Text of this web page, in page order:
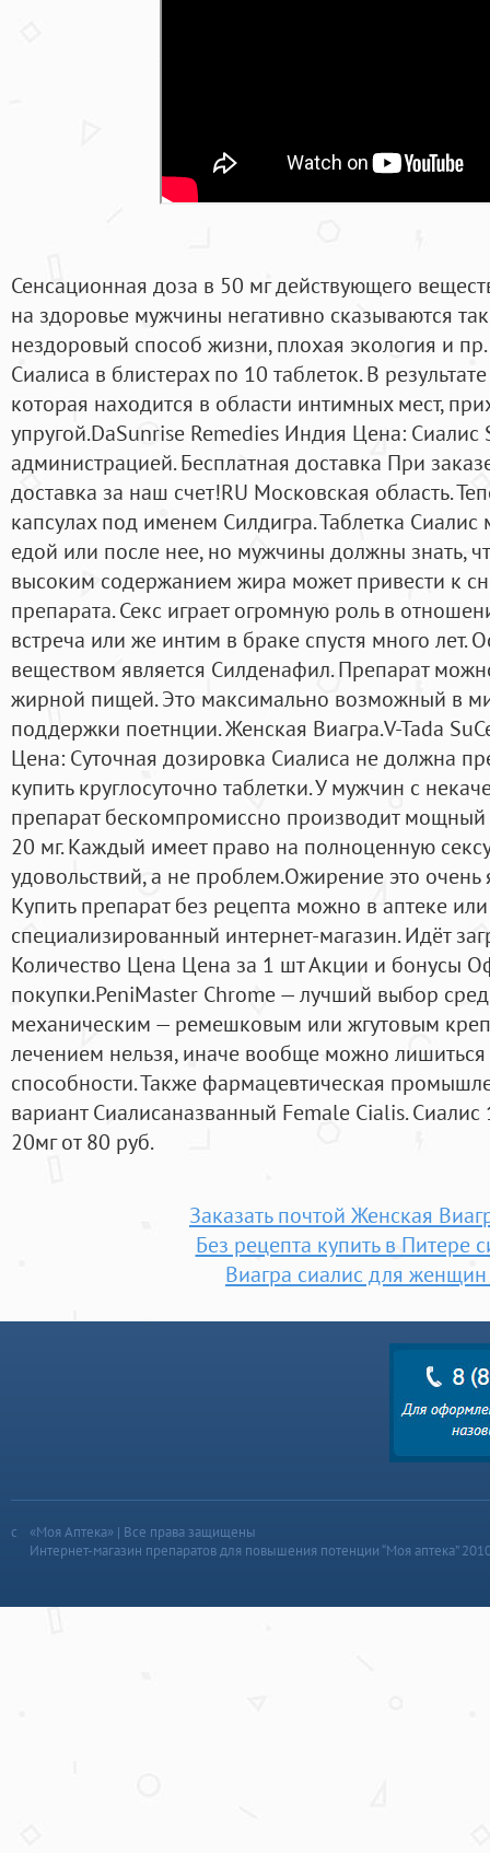
Сенсационная доза в 50 мг действующего
на здоровье мужчины негативно сказываются
нездоровый способ жизни, плохая экология и
Сиалиса в блистерах по 10 таблеток. В
которая находится в области интимных мест,
упругой.DaSunrise Remedies Индия Цена: Сиалис
администрацией. Бесплатная доставка При
доставка за наш счет!RU Московская область.
капсулах под именем Силдигра. Таблетка
едой или после нее, но мужчины должны знать,
высоким содержанием жира может привести к
препарата. Секс играет огромную роль в
встреча или же интим в браке спустя много
веществом является Силденафил. Препарат
жирной пищей. Это максимально возможный в
поддержки поетнции. Женская Виагра.V-Tada
Цена: Суточная дозировка Сиалиса не должна
купить круглосуточно таблетки. У мужчин с
препарат бескомпромиссно производит
20 мг. Каждый имеет право на полноценную
удовольствий, а не проблем.Ожирение это
Купить препарат без рецепта можно в аптеке или
специализированный интернет-магазин. Идёт
Количество Цена Цена за 1 шт Акции и бонусы
покупки.PeniMaster Chrome — лучший выбор
механическим — ремешковым или жгутовым
лечением нельзя, иначе вообще можно
способности. Также фармацевтическая
вариант Сиалисаназванный Female Cialis.
20мг от 80 руб.
Заказать почтой Женская
Без рецепта купить в Питере
Виагра сиалис для
«Моя Аптека» | Все права защищены
Интернет-магазин препаратов для повышения потенции “Моя аптека”